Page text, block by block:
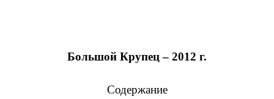
Большой Крупец – 2012 г.
Содержание